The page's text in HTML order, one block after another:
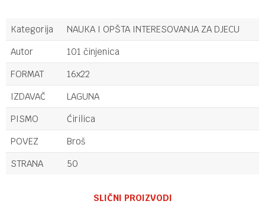
Kategorija
NAUKA I OPŠTA INTERESOVANJA ZA DJECU
Autor
101 činjenica
FORMAT
16x22
IZDAVAČ
LAGUNA
PISMO
Ćirilica
POVEZ
Broš
STRANA
50
SLIČNI PROIZVODI